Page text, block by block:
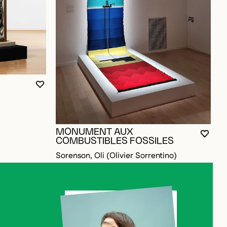
AJOUTER AUX FAVORIS
VOUS DEVEZ ÊTRE CONNECTÉ POUR AJOUTER
FERMER LA MODALE
OUVRIR LA MODALE
MONUMENT AUX
COMBUSTIBLES FOSSILES
Sorenson, Oli (Olivier Sorrentino)